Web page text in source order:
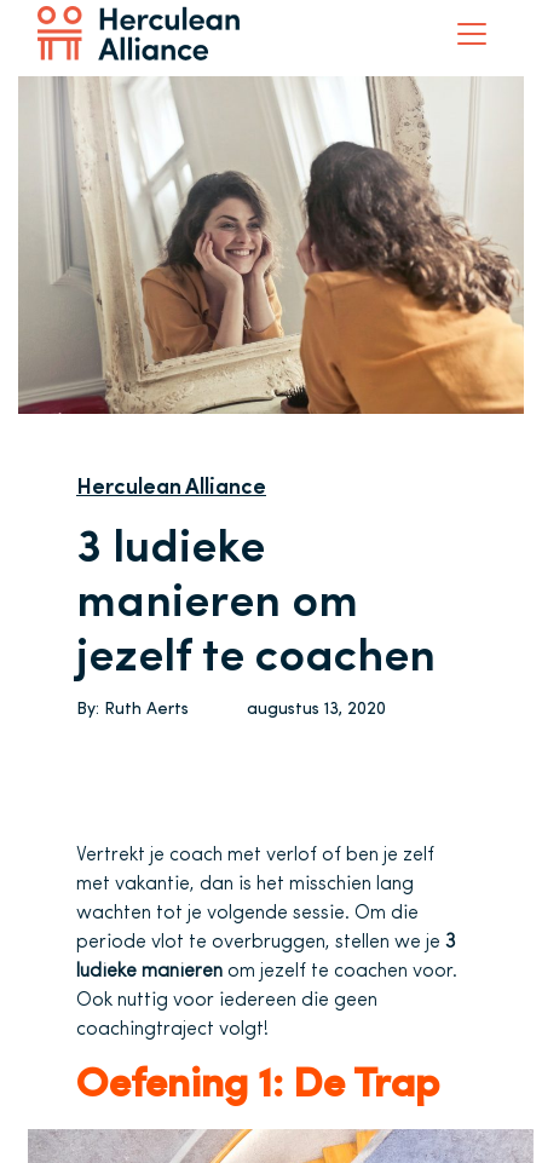
Herculean Alliance
3 ludieke
manieren om
jezelf te coachen
By: Ruth Aerts augustus 13, 2020
Vertrekt je coach met verlof of ben je zelf
met vakantie, dan is het misschien lang
wachten tot je volgende sessie. Om die
periode vlot te overbruggen, stellen we je 3
ludieke manieren om jezelf te coachen voor.
Ook nuttig voor iedereen die geen
coachingtraject volgt!
Oefening 1: De Trap